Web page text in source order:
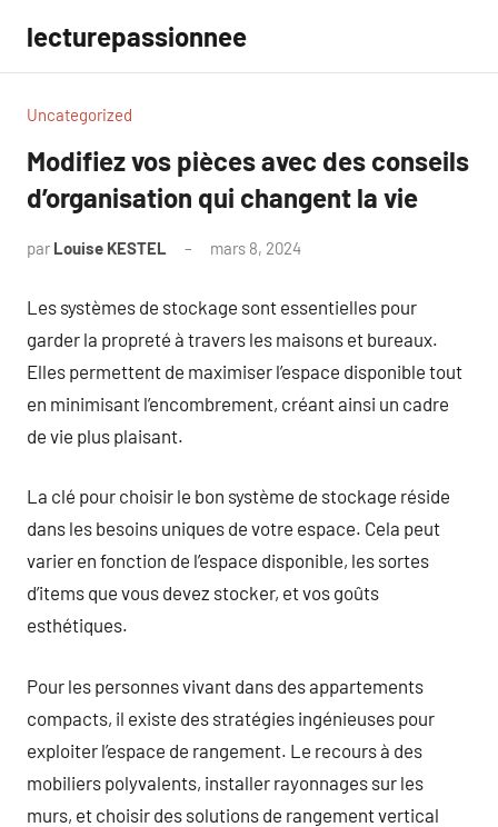
contenu
lecturepassionnee
Uncategorized
Modifiez vos pièces avec des conseils
d’organisation qui changent la vie
par Louise KESTEL mars 8, 2024
Les systèmes de stockage sont essentielles pour
garder la propreté à travers les maisons et bureaux.
Elles permettent de maximiser l’espace disponible tout
en minimisant l’encombrement, créant ainsi un cadre
de vie plus plaisant.
La clé pour choisir le bon système de stockage réside
dans les besoins uniques de votre espace. Cela peut
varier en fonction de l’espace disponible, les sortes
d’items que vous devez stocker, et vos goûts
esthétiques.
Pour les personnes vivant dans des appartements
compacts, il existe des stratégies ingénieuses pour
exploiter l’espace de rangement. Le recours à des
mobiliers polyvalents, installer rayonnages sur les
murs, et choisir des solutions de rangement vertical